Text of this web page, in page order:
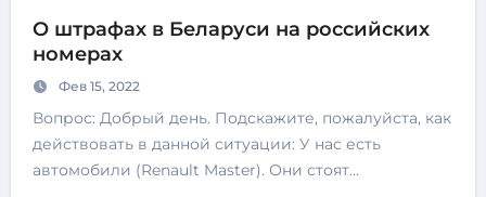
О штрафах в Беларуси на российских
номерах
Фев 15, 2022
Вопрос: Добрый день. Подскажите, пожалуйста, как
действовать в данной ситуации: У нас есть
автомобили (Renault Master). Они стоят…